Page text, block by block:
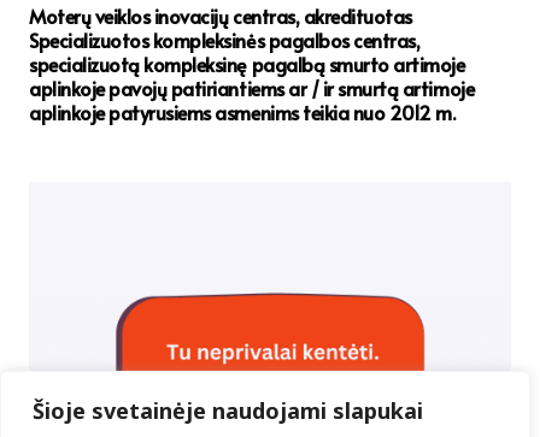
Šioje svetainėje naudojami slapukai
Moterų veiklos inovacijų centras, akredituotas
Specializuotos kompleksinės pagalbos centras,
specializuotą kompleksinę pagalbą smurto artimoje
aplinkoje pavojų patiriantiems ar / ir smurtą artimoje
aplinkoje patyrusiems asmenims teikia nuo 2012 m.